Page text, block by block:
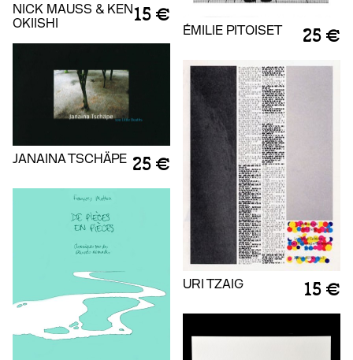
NICK MAUSS & KEN
OKIISHI
15 €
ÉMILIE PITOISET 25 €
JANAINA TSCHÄPE 25 €
URI TZAIG 15 €